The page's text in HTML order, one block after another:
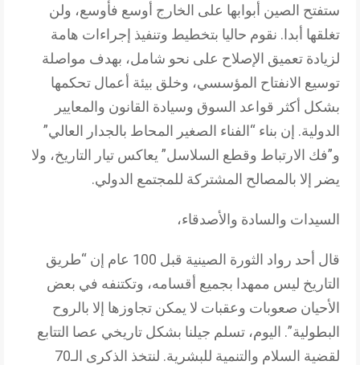
ستفتح الصين أبوابها على الخارج أوسع فأوسع، ولن
تغلقها أبدا. نقوم حاليا بتخطيط وتنفيذ إجراءات هامة
لزيادة تعميق الإصلاح على نحو شامل، بهدف مواصلة
توسيع الانفتاح المؤسسي، وخلق بيئة أعمال تحكمها
بشكل أكثر قواعد السوق وسيادة القانون والمعايير
الدولية. إن بناء “الفناء الصغير المحاط بالجدار العالي”
و”فك الارتباط وقطع السلاسل” يعاكس تيار التاريخ، ولا
يضر إلا بالمصالح المشتركة للمجتمع الدولي.
السيدات والسادة والأصدقاء،
قال أحد رواد الثورة الصينية قبل 100 عام إن “طريق
التاريخ ليس ممهدا بجميع أقسامه، وتكتنفه في بعض
الأحيان صعوبات وعقبات لا يمكن تجاوزها إلا بالروح
البطولية”. اليوم، تسلم جيلنا بشكل تاريخي عصا التتابع
لقضية السلام والتنمية للبشرية. لنتخذ الذكرى الـ70